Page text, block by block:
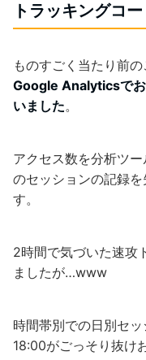
トラッキングコ
ものすごく当たり前の
Google Analyticsで
いました。
アクセス数を分析ツ
のセッションの記録
す。
2時間で気づいた速攻
ましたが…www
時間帯別での日別セ
18:00がごっそり抜け